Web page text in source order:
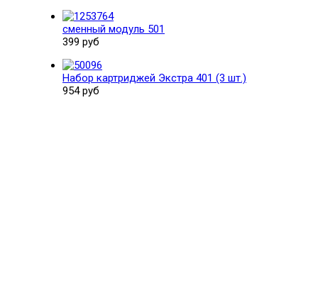
сменный модуль 501
399 руб
Набор картриджей Экстра 401 (3 шт.)
954 руб